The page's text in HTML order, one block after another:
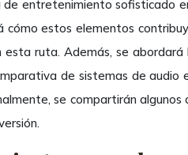
entretenimiento sofisticado
estos elementos
ruta. Además, se
de sistemas de
se compartirán